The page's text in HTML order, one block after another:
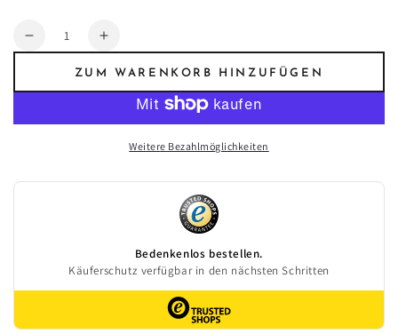
Anzahl
Verringere
Menge
Beete
Erhöhe
Menge
‘Black
Bienenfreundliche
Beete
Rabatten
ZUM WARENKORB HINZUFÜGEN
Weitere Bezahlmöglichkeiten